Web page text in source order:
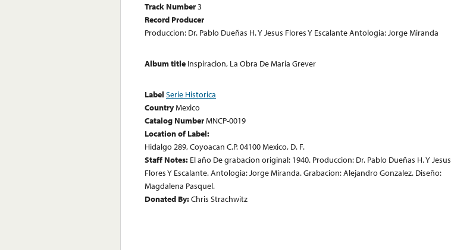
Track Number3
Record Producer
Produccion: Dr. Pablo Dueñas H. Y Jesus Flores Y Escalante Antologia: Jorge Miranda
Album title Inspiracion, La Obra De Maria Grever
Label Serie Historica
CountryMexico
Catalog NumberMNCP-0019
Location of Label:
Hidalgo 289, Coyoacan C.P. 04100 Mexico, D. F.
Staff Notes: El año De grabacion original: 1940. Produccion: Dr. Pablo Dueñas H. Y Jesus
Flores Y Escalante. Antologia: Jorge Miranda. Grabacion: Alejandro Gonzalez. Diseño:
Magdalena Pasquel.
Donated By:Chris Strachwitz